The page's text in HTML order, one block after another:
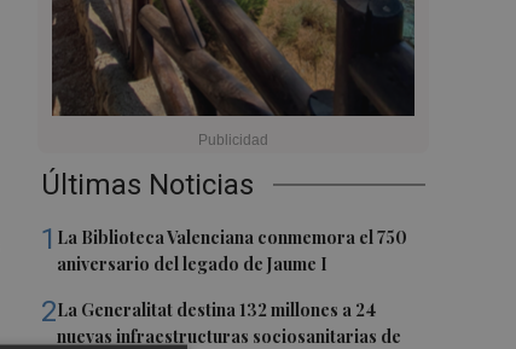
Últimas Noticias
1 La Biblioteca Valenciana conmemora el 750
aniversario del legado de Jaume I
2La Generalitat destina 132 millones a 24
nuevas infraestructuras sociosanitarias de